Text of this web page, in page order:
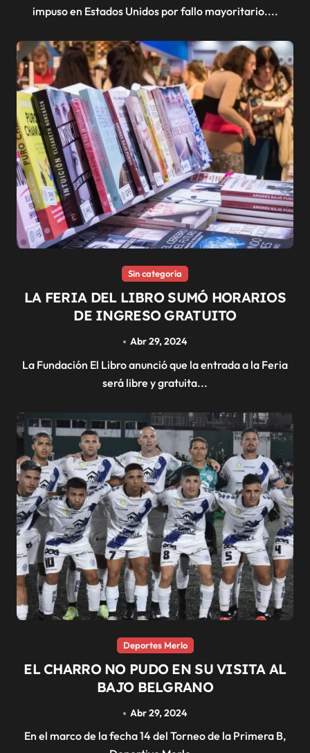
impuso en Estados Unidos por fallo mayoritario....
Sin categoría
LA FERIA DEL LIBRO SUMÓ HORARIOS
DE INGRESO GRATUITO
Abr 29, 2024
La Fundación El Libro anunció que la entrada a la Feria
será libre y gratuita...
Deportes Merlo
EL CHARRO NO PUDO EN SU VISITA AL
BAJO BELGRANO
Abr 29, 2024
En el marco de la fecha 14 del Torneo de la Primera B,